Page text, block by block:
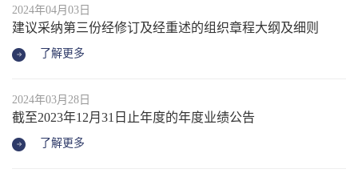
2024年04月03日
建议采纳第三份经修订及经重述的组织章程大纲及细则
了解更多
2024年03月28日
截至2023年12月31日止年度的年度业绩公告
了解更多